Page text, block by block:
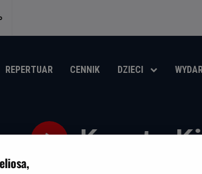
REPERTUAR CENNIK DZIECI
Karate